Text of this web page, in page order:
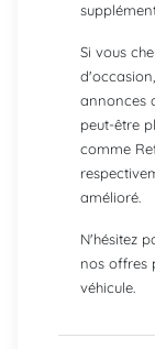
Si vous
annonces
peut-être
comme
amélioré.
N'hésitez
nos offres
véhicule.